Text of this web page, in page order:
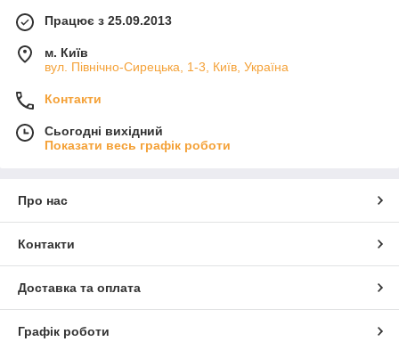
Працює з 25.09.2013
м. Київ
вул. Північно-Сирецька, 1-3, Київ, Україна
Контакти
Сьогодні вихідний
Показати весь графік роботи
Про нас
Контакти
Доставка та оплата
Графік роботи